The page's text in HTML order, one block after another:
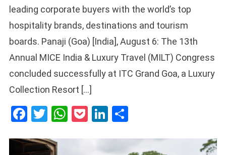
leading corporate buyers with the world’s top
hospitality brands, destinations and tourism
boards. Panaji (Goa) [India], August 6: The 13th
Annual MICE India & Luxury Travel (MILT) Congress
concluded successfully at ITC Grand Goa, a Luxury
Collection Resort […]
Facebook
Twitter
WhatsApp
PocketLinkedIn